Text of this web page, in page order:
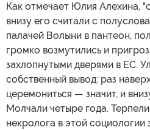
Как отмечает Юлия Алехина,
внизу его считали с
палачей Волыни в пантеон,
громко возмутились и
захлопнутыми дверями в ЕС.
собственный вывод: раз
церемониться — значит, и
Молчали четыре года.
некролога в этой социологии